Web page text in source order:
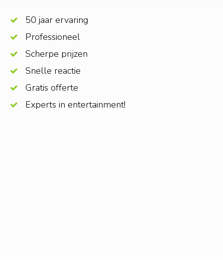
50 jaar ervaring
Professioneel
Scherpe prijzen
Snelle reactie
Gratis offerte
Experts in entertainment!